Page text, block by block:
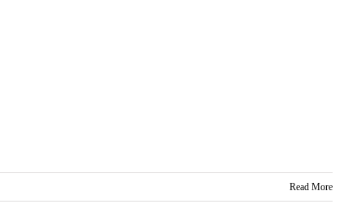
Read More